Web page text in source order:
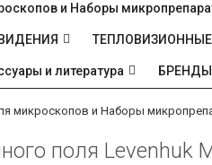
и Наборы
и литература БРЕНДЫ
микроскопов и Наборы
поля Levenhuk